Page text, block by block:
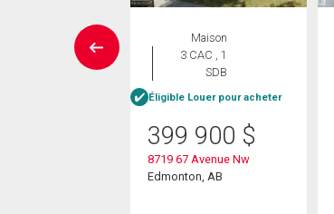
Maison
3 CAC , 1
SDB
Éligible Louer pour acheter
399 900 $
8719 67 Avenue Nw
Edmonton, AB